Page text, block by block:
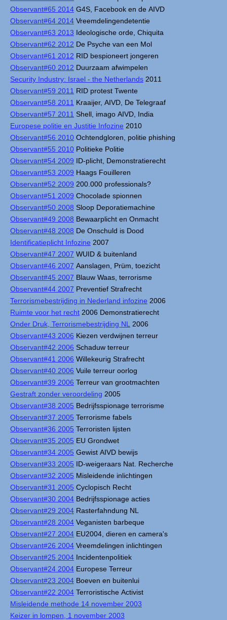
Observant#65 2014 G4S, Facebook en de AIVD
Observant#64 2014 Vreemdelingendetentie
Observant#63 2013 Ideologische orde, Chiquita
Observant#62 2012 De Psyche van een Mol
Observant#61 2012 RID bespioneert jongeren
Observant#60 2012 Duurzaam afwimpelen
Security Industry: Israel - the Netherlands 2011
Observant#59 2011 RID protest Twente
Observant#58 2011 Kraaijer, AIVD, De Telegraaf
Observant#57 2011 Shell, imago AIVD, India
Europese politie en Justitie Infozine 2010
Observant#56 2010 Ochtendgloren, politie phishing
Observant#55 2010 Politieke Politie
Observant#54 2009 ID-plicht, Demonstratierecht
Observant#53 2009 Haags Fouilleren
Observant#52 2009 200.000 professionals?
Observant#51 2009 Chocolade spionnen
Observant#50 2008 Sloop Deporatiemachine
Observant#49 2008 Bewaarplicht en Onmacht
Observant#48 2008 De Onschuld is Dood
Identificatieplicht Infozine 2007
Observant#47 2007 WUID & buitenland
Observant#46 2007 Aanslagen, Prüm, toezicht
Observant#45 2007 Blauw Waas, terrorisme
Observant#44 2007 Preventief Strafrecht
Terrorismebestrijding in Nederland infozine 2006
Ruimte voor het recht 2006 Demonstratierecht
Onder Druk, Terrorismebestrijding NL
2006
Observant#43 2006 Kiezen verdwijnen terreur
Observant#42 2006 Schaduw terreur
Observant#41 2006 Willekeurig Strafrecht
Observant#40 2006 Vuile terreur oorlog
Observant#39 2006 Terreur van grootmachten
Gestraft zonder veroordeling 2005
Observant#38 2005 Bedrijfsspionage terrorisme
Observant#37 2005 Terrorisme fabels
Observant#36 2005 Terroristen lijsten
Observant#35 2005 EU Grondwet
Observant#34 2005 Gewist AIVD bewijs
Observant#33 2005 ID-weigeraars Nat. Recherche
Observant#32 2005 Misleidende inlichtingen
Observant#31 2005 Cyclopisch Recht
Observant#30 2004 Bedrijfsspionage acties
Observant#29 2004 Rasterfahndung NL
Observant#28 2004 Veganisten barbeque
Observant#27 2004 EU2004, dieren en camera's
Observant#26 2004 Vreemdelingen inlichtingen
Observant#25 2004 Incidentenpolitiek
Observant#24 2004 Europese Terreur
Observant#23 2004 Boeven en buitenlui
Observant#22 2004 Terroristische Activist
Misleidende methode 14 november 2003
Keizer in lompen, 1 november 2003